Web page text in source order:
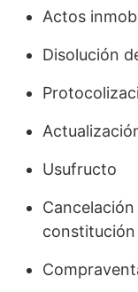
Actos
Disolución
Usufructo